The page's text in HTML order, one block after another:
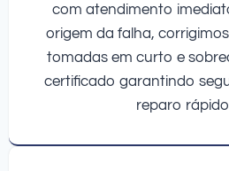
com atendimento
origem da falha,
tomadas em curto e
certificado garantindo
reparo